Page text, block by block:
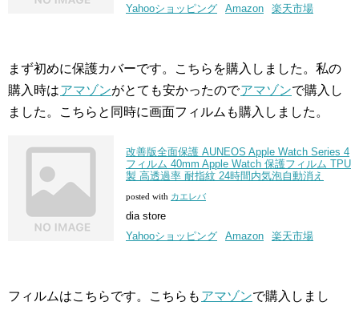
Yahooショッピング
Amazon 楽天市場
まず初めに保護カバーです。こちらを購入しました。私の
購入時はアマゾンがとても安かったのでアマゾンで購入し
ました。こちらと同時に画面フィルムも購入しました。
改善版全面保護 AUNEOS Apple Watch Series 4
フィルム 40mm Apple Watch 保護フィルム TPU
製 高透過率 耐指紋 24時間内気泡自動消え
posted with カエレバ
dia store
Yahooショッピング
Amazon 楽天市場
フィルムはこちらです。こちらも アマゾンで購入しまし